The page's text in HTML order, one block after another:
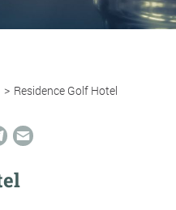
> Residence Golf Hotel